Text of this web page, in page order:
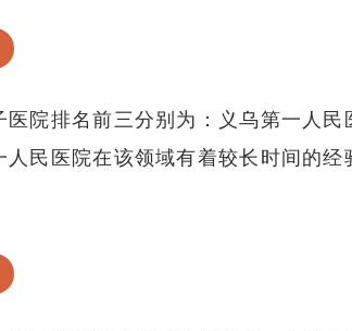
院排名前三分别为：义乌第一人民
民医院在该领域有着较长时间的经